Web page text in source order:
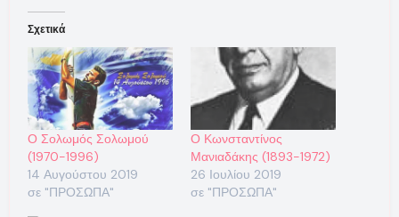
Σχετικά
Ο Σολωμός Σολωμού
(1970-1996)
14 Αυγούστου 2019
σε "ΠΡΟΣΩΠΑ"
Ο Κωνσταντίνος
Μανιαδάκης (1893-1972)
26 Ιουλίου 2019
σε "ΠΡΟΣΩΠΑ"